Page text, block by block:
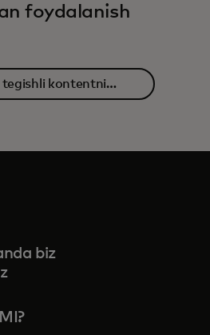
foydalanish
tegishli kontentni
biz